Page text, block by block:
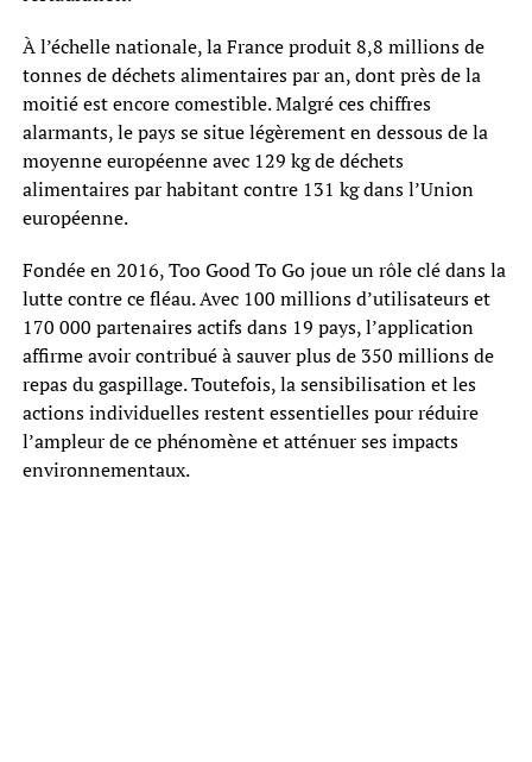
À l’échelle nationale, la France produit 8,8 millions de
tonnes de déchets alimentaires par an, dont près de la
moitié est encore comestible. Malgré ces chiffres
alarmants, le pays se situe légèrement en dessous de la
moyenne européenne avec 129 kg de déchets
alimentaires par habitant contre 131 kg dans l’Union
européenne.
Fondée en 2016, Too Good To Go joue un rôle clé dans la
lutte contre ce fléau. Avec 100 millions d’utilisateurs et
170 000 partenaires actifs dans 19 pays, l’application
affirme avoir contribué à sauver plus de 350 millions de
repas du gaspillage. Toutefois, la sensibilisation et les
actions individuelles restent essentielles pour réduire
l’ampleur de ce phénomène et atténuer ses impacts
environnementaux.